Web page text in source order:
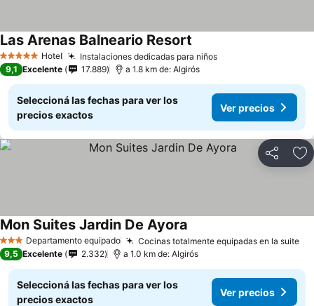
5 Estrellas Hotel Instalaciones dedicadas para niñosVer precios
Las Arenas Balneario Resort
9,1 Excelente 17.889 a 1.8 km de: Algirós
Seleccioná las fechas para ver los
precios exactos
Ver precios
Compartir
3 EstrellasDepartamento equipado Cocinas totalmente equipadas en la suite
Mon Suites Jardin De Ayora
9,5 Excelente 2.332 a 1.0 km de: Algirós
Seleccioná las fechas para ver los
precios exactos
Ver precios